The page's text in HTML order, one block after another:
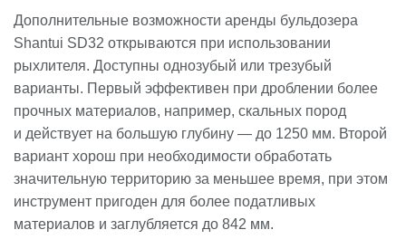
Дополнительные возможности аренды бульдозера
Shantui SD32 открываются при использовании
рыхлителя. Доступны однозубый или трезубый
варианты. Первый эффективен при дроблении более
прочных материалов, например, скальных пород
и действует на большую глубину — до 1250 мм. Второй
вариант хорош при необходимости обработать
значительную территорию за меньшее время, при этом
инструмент пригоден для более податливых
материалов и заглубляется до 842 мм.